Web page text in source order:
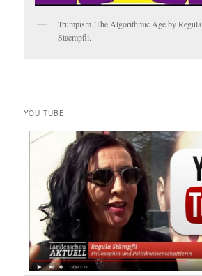
Trumpism. The Algorithmic Age by Regula
Staempfli.
YOU TUBE